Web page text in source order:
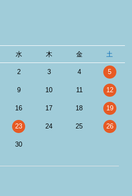
水 木 金 土
2 3 4 5
9 10 11 12
16 17 18 19
23 24 25 26
30